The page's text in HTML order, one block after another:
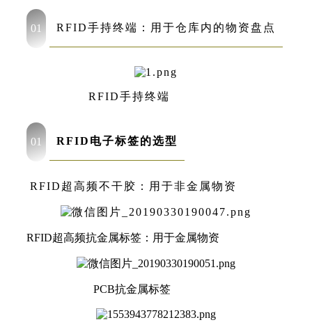
01 RFID手持终端：用于仓库内的物资盘点
RFID手持终端
01 RFID电子标签的选型
RFID超高频不干胶：用于非金属物资
RFID超高频抗金属标签：用于金属物资
PCB抗金属标签